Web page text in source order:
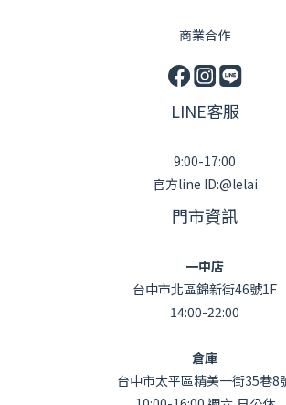
商業合作
LINE客服
9:00-17:00
官方line ID:@lelai
門市資訊
一中店
台中市北區錦新街46號1F
14:00-22:00
倉庫
台中市太平區精美一街35巷8